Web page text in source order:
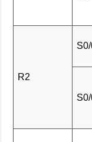
R2